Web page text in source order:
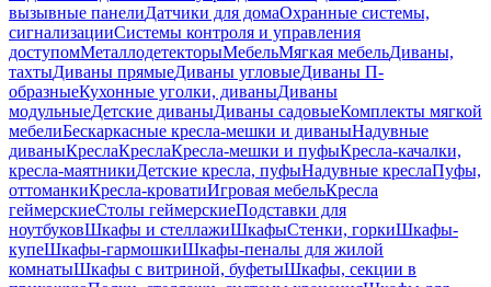
вызывные панелиДатчики для домаОхранные системы,
сигнализацииСистемы контроля и управления
доступомМеталлодетекторыМебельМягкая мебельДиваны,
тахтыДиваны прямыеДиваны угловыеДиваны П-
образныеКухонные уголки, диваныДиваны
модульныеДетские диваныДиваны садовыеКомплекты мягкой
мебелиБескаркасные кресла-мешки и диваныНадувные
диваныКреслаКреслаКресла-мешки и пуфыКресла-качалки,
кресла-маятникиДетские кресла, пуфыНадувные креслаПуфы,
оттоманкиКресла-кроватиИгровая мебельКресла
геймерскиеСтолы геймерскиеПодставки для
ноутбуковШкафы и стеллажиШкафыСтенки, горкиШкафы-
купеШкафы-гармошкиШкафы-пеналы для жилой
комнатыШкафы с витриной, буфетыШкафы, секции в